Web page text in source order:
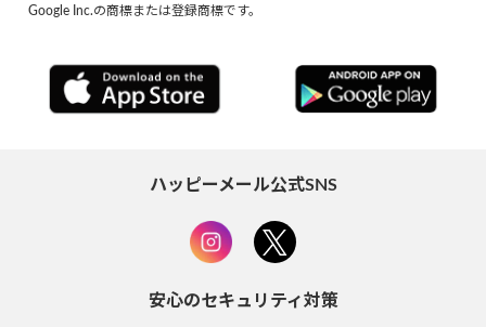
Google Inc.の商標または登録商標です。
ハッピーメール公式SNS
安心のセキュリティ対策